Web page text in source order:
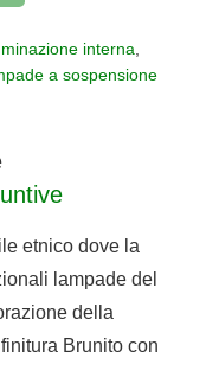
interna
a sospensione
etnico dove la
lampade del
della
Brunito con